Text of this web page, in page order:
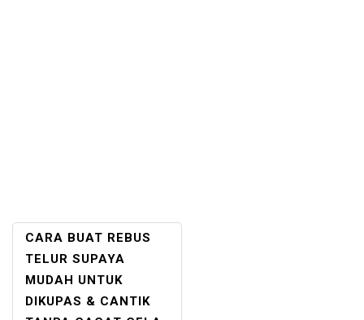
POST
NAVIGATION
CARA BUAT REBUS
TELUR SUPAYA
MUDAH UNTUK
DIKUPAS & CANTIK